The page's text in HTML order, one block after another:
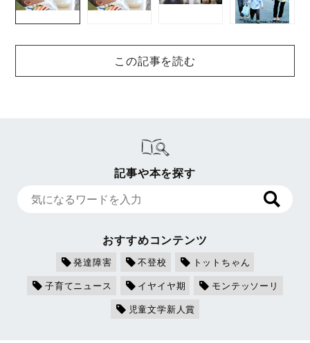
この記事を読む
記事や本を探す
おすすめコンテンツ
発達障害 不登校
トットちゃん
子育てニュース
イヤイヤ期
モンテッソーリ
児童文学新人賞